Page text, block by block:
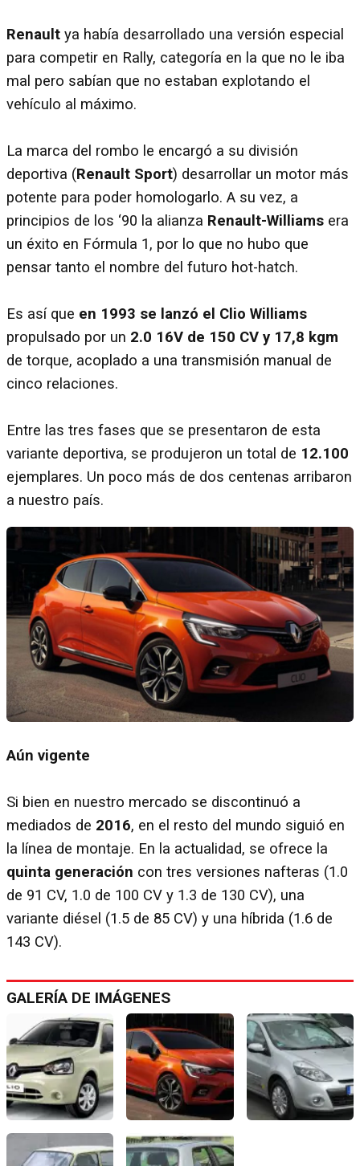
Renault ya había desarrollado una versión especial
para competir en Rally, categoría en la que no le iba
mal pero sabían que no estaban explotando el
vehículo al máximo.
La marca del rombo le encargó a su división
deportiva (Renault Sport) desarrollar un motor más
potente para poder homologarlo. A su vez, a
principios de los ‘90 la alianza Renault-Williams era
un éxito en Fórmula 1, por lo que no hubo que
pensar tanto el nombre del futuro hot-hatch.
Es así que en 1993 se lanzó el Clio Williams
propulsado por un 2.0 16V de 150 CV y 17,8 kgm
de torque, acoplado a una transmisión manual de
cinco relaciones.
Entre las tres fases que se presentaron de esta
variante deportiva, se produjeron un total de 12.100
ejemplares. Un poco más de dos centenas arribaron
a nuestro país.
Aún vigente
Si bien en nuestro mercado se discontinuó a
mediados de 2016, en el resto del mundo siguió en
la línea de montaje. En la actualidad, se ofrece la
quinta generación con tres versiones nafteras (1.0
de 91 CV, 1.0 de 100 CV y 1.3 de 130 CV), una
variante diésel (1.5 de 85 CV) y una híbrida (1.6 de
143 CV).
GALERÍA DE IMÁGENES